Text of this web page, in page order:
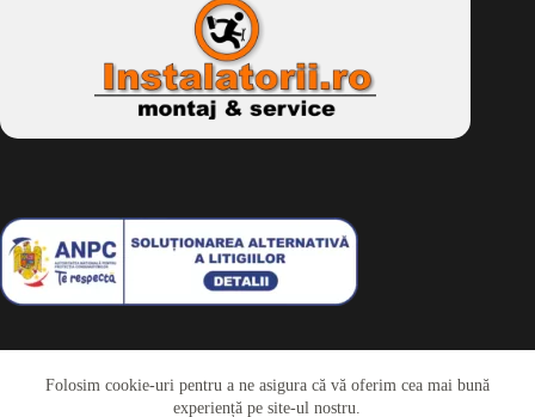
Folosim cookie-uri pentru a ne asigura că vă oferim cea mai bună
experiență pe site-ul nostru.